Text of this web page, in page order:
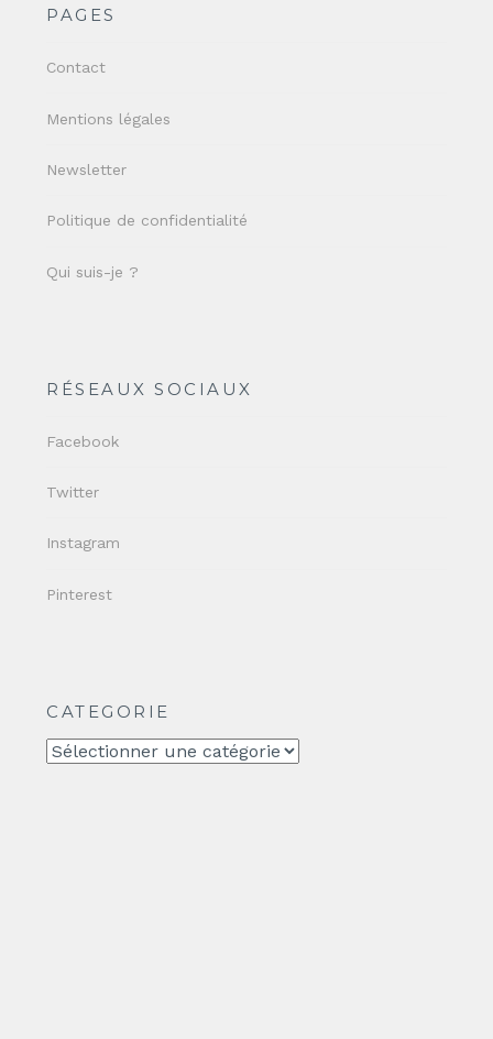
PAGES
Contact
Mentions légales
Newsletter
Politique de confidentialité
Qui suis-je ?
RÉSEAUX SOCIAUX
Facebook
Twitter
Instagram
Pinterest
CATEGORIE
CATEGORIE